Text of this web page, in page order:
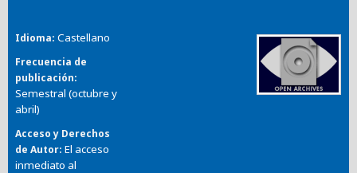
Idioma Castellano
Frecuencia de
publicación
Semestral (octubre y
abril)
Acceso y Derechos
de Autor El acceso
inmediato al